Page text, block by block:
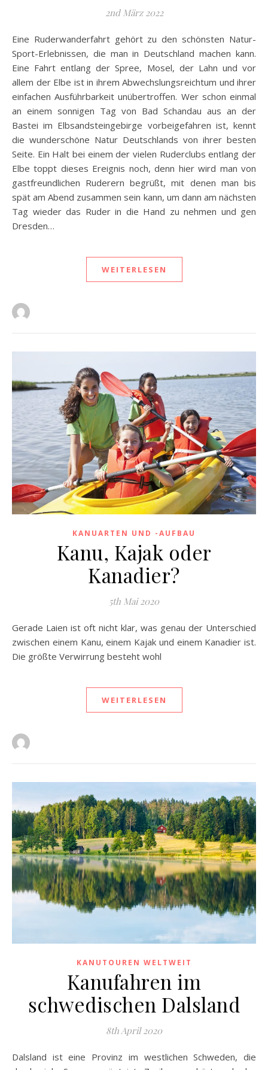
2nd März 2022
Eine Ruderwanderfahrt gehört zu den schönsten Natur-
Sport-Erlebnissen, die man in Deutschland machen kann.
Eine Fahrt entlang der Spree, Mosel, der Lahn und vor
allem der Elbe ist in ihrem Abwechslungsreichtum und ihrer
einfachen Ausführbarkeit unübertroffen. Wer schon einmal
an einem sonnigen Tag von Bad Schandau aus an der
Bastei im Elbsandsteingebirge vorbeigefahren ist, kennt
die wunderschöne Natur Deutschlands von ihrer besten
Seite. Ein Halt bei einem der vielen Ruderclubs entlang der
Elbe toppt dieses Ereignis noch, denn hier wird man von
gastfreundlichen Ruderern begrüßt, mit denen man bis
spät am Abend zusammen sein kann, um dann am nächsten
Tag wieder das Ruder in die Hand zu nehmen und gen
Dresden…
WEITERLESEN
KANUARTEN UND -AUFBAU
Kanu, Kajak oder
Kanadier?
5th Mai 2020
Gerade Laien ist oft nicht klar, was genau der Unterschied
zwischen einem Kanu, einem Kajak und einem Kanadier ist.
Die größte Verwirrung besteht wohl
WEITERLESEN
KANUTOUREN WELTWEIT
Kanufahren im
schwedischen Dalsland
8th April 2020
Dalsland ist eine Provinz im westlichen Schweden, die